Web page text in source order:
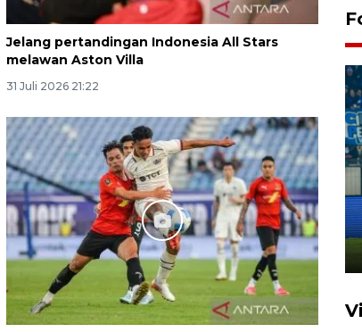
Jelang pertandingan Indonesia All Stars
melawan Aston Villa
31 Juli 2026 21:22
Penutupan latihan bela negara
dan manajerial SPPI di
Balikpapan
31 Juli 2026 18:01